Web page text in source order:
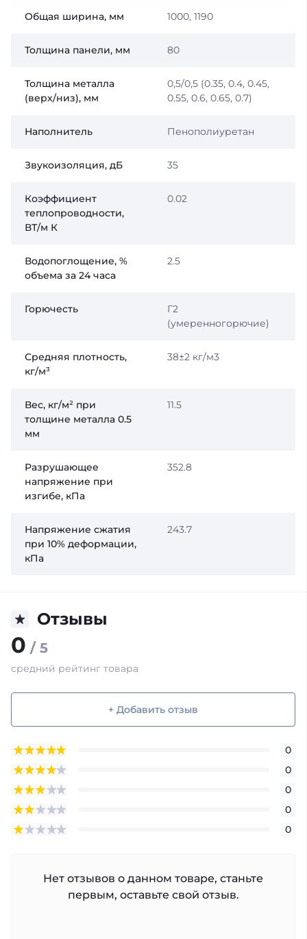
Общая ширина, мм 1000, 1190
Толщина панели, мм 80
Толщина металла
(верх/низ), мм
0,5/0,5 (0.35, 0.4, 0.45,
0.55, 0.6, 0.65, 0.7)
Наполнитель Пенополиуретан
Звукоизоляция, дБ 35
Коэффициент
теплопроводности,
ВТ/м К
0.02
Водопоглощение, %
объема за 24 часа
2.5
Горючесть
Г2
(умеренногорючие)
Средняя плотность,
кг/м³
38±2 кг/м3
Вес, кг/м² при
толщине металла 0.5
мм
11.5
Разрушающее
напряжение при
изгибе, кПа
352.8
Напряжение сжатия
при 10% деформации,
кПа
243.7
Отзывы
0 / 5
средний рейтинг товара
+ Добавить отзыв
0
0
0
0
0
Нет отзывов о данном товаре, станьте
первым, оставьте свой отзыв.